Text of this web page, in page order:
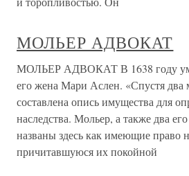
МОЛЬЕР АДВОКАТ
МОЛЬЕР АДВОКАТ В 1638 году
его жена Мари Аслен. «Спустя два
составлена опись имущества для
наследства. Мольер, а также два его
названы здесь как имеющие право
причитавшуюся их покойной